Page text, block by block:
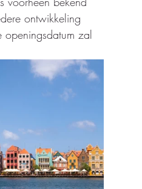
ontwikkeling
zal